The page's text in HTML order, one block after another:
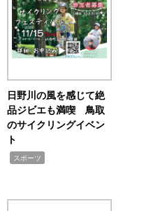
日野川の風を感じて絶
品ジビエも満喫 鳥取
のサイクリングイベン
ト
スポーツ